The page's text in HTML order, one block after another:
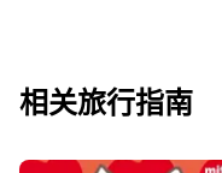
相关旅行指南